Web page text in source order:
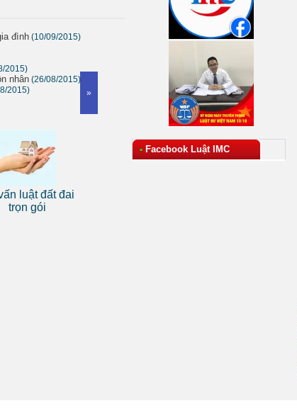
đình (10/09/2015)
2015)
nhân (26/08/2015)
2015) »
luật đất đai
trọn gói
• Facebook Luật IMC